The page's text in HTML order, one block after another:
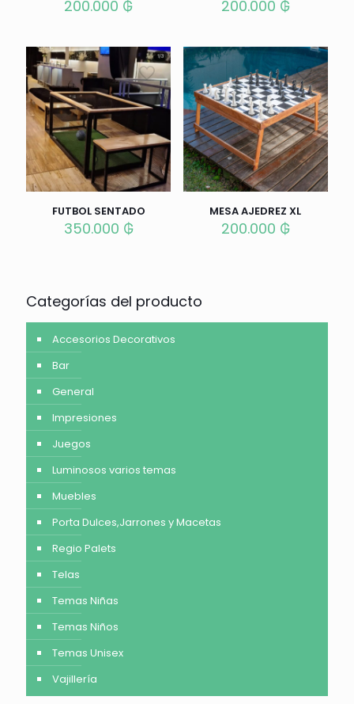
200.000 ₲ 200.000 ₲
FUTBOL SENTADO
350.000 ₲
MESA AJEDREZ XL
200.000 ₲
Categorías del producto
Accesorios Decorativos
Bar
General
Impresiones
Juegos
Luminosos varios temas
Muebles
Porta Dulces,Jarrones y Macetas
Regio Palets
Telas
Temas Niñas
Temas Niños
Temas Unisex
Vajillería